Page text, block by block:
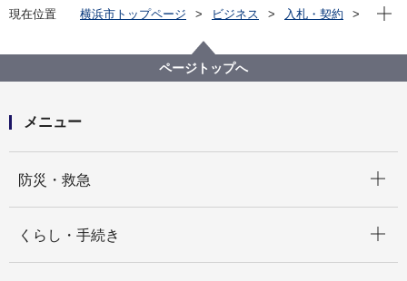
現在位置 横浜市トップページ ビジネス
入札・契約
資源循環局
【入札結果掲載】資源循環局焼却工場から発生する非
FIT非化石証書（再エネ指定有り）（令和６、７年分）
現在
ページトップへ
メニュー
防災・救急
くらし・手続き